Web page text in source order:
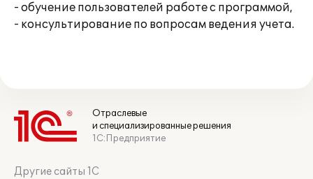
- обучение пользователей работе с программой,
- консультирование по вопросам ведения учета.
Отраслевые
и специализированные решения
1С:Предприятие
Другие сайты 1С